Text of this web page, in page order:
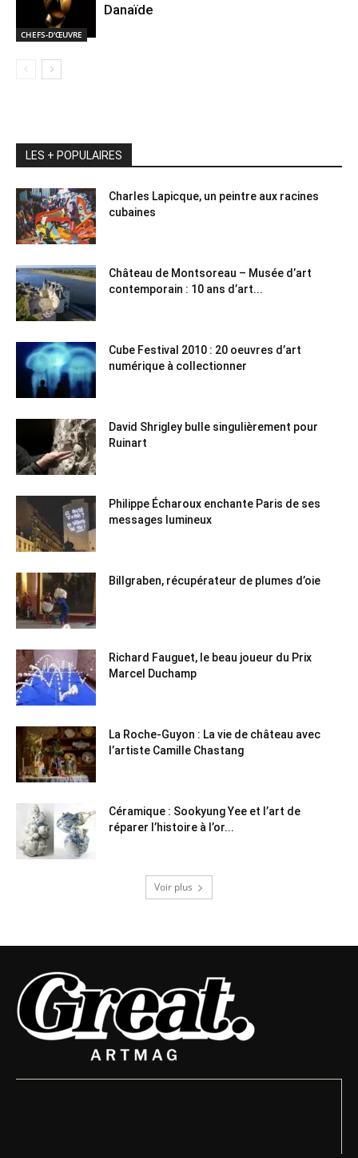
CHEFS-D'ŒUVRE
Danaïde
LES + POPULAIRES
Charles Lapicque, un peintre aux racines
cubaines
Château de Montsoreau – Musée d’art
contemporain : 10 ans d’art...
Cube Festival 2010 : 20 oeuvres d’art
numérique à collectionner
David Shrigley bulle singulièrement pour
Ruinart
Philippe Écharoux enchante Paris de ses
messages lumineux
Billgraben, récupérateur de plumes d’oie
Richard Fauguet, le beau joueur du Prix
Marcel Duchamp
La Roche-Guyon : La vie de château avec
l’artiste Camille Chastang
Céramique : Sookyung Yee et l’art de
réparer l’histoire à l’or...
Voir plus